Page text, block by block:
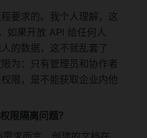
书sheet相关操作
权限相关操作
ctx
=
要求的。我个人理解，这
如果开放 API 给任何人
的数据，这不就乱套了
为：只有管理员和协作者
限，是不能获取企业内他
限隔离问题？